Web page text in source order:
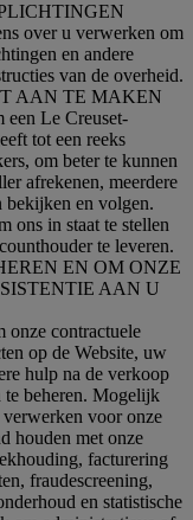
over u verwerken om
en andere
van de overheid.
AAN TE MAKEN
een Le Creuset-
tot een reeks
om beter te kunnen
afrekenen, meerdere
bekijken en volgen.
ons in staat te stellen
te leveren.
EN OM ONZE
AAN U
onze contractuele
op de Website, uw
hulp na de verkoop
te beheren. Mogelijk
verwerken voor onze
houden met onze
facturering
fraudescreening,
en statistische